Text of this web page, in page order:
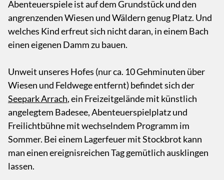
Abenteuerspiele ist auf dem Grundstück und den
angrenzenden Wiesen und Wäldern genug Platz. Und
welches Kind erfreut sich nicht daran, in einem Bach
einen eigenen Damm zu bauen.
Unweit unseres Hofes (nur ca. 10 Gehminuten über
Wiesen und Feldwege entfernt) befindet sich der
Seepark Arrach, ein Freizeitgelände mit künstlich
angelegtem Badesee, Abenteuerspielplatz und
Freilichtbühne mit wechselndem Programm im
Sommer. Bei einem Lagerfeuer mit Stockbrot kann
man einen ereignisreichen Tag gemütlich ausklingen
lassen.